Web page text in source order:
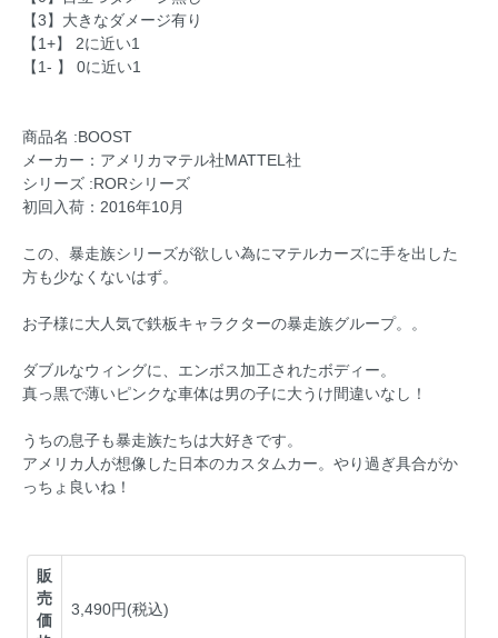
【3】大きなダメージ有り
【1+】 2に近い1
【1- 】 0に近い1
商品名 :BOOST
メーカー：アメリカマテル社MATTEL社
シリーズ :RORシリーズ
初回入荷：2016年10月
この、暴走族シリーズが欲しい為にマテルカーズに手を出した
方も少なくないはず。
お子様に大人気で鉄板キャラクターの暴走族グループ。。
ダブルなウィングに、エンボス加工されたボディー。
真っ黒で薄いピンクな車体は男の子に大うけ間違いなし！
うちの息子も暴走族たちは大好きです。
アメリカ人が想像した日本のカスタムカー。やり過ぎ具合がか
っちょ良いね！
販
売
価
3,490円(税込)